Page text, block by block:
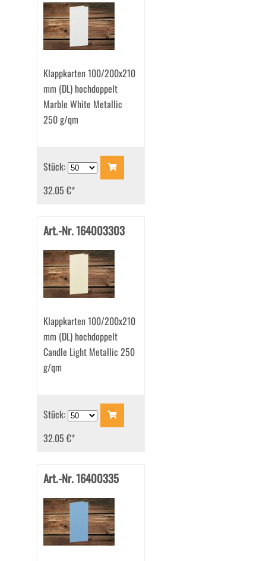
Klappkarten 100/200x210
mm (DL) hochdoppelt
Marble White Metallic
250 g/qm
Stück:
32.05 €*
Art.-Nr. 164003303
Klappkarten 100/200x210
mm (DL) hochdoppelt
Candle Light Metallic 250
g/qm
Stück:
32.05 €*
Art.-Nr. 16400335